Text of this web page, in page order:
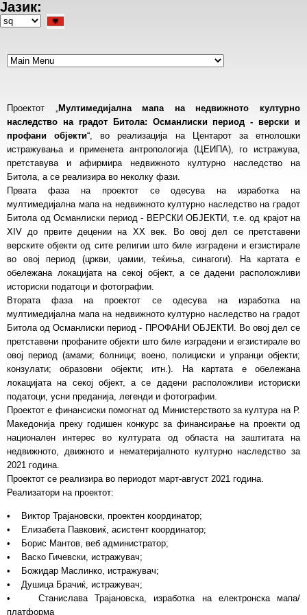
Skip
to
Јазик:
Select
Проектот „Мултимедијална мапа на недвижното културно
наследство на градот Битола: Османлиски период - верски и
профани објекти“, во реализација на Центарот за етнолошки
истражувања и применета антропологија (ЦЕИПА), го истражува,
претставува и афирмира недвижното културно наследство на
Битола, а се реализира во неколку фази.
Првата фаза на проектот се одесува на изработка на
мултимедијална мапа на недвижното културно наследство на градот
Битола од Османлиски период - ВЕРСКИ ОБЈЕКТИ, т.е. од крајот на
XIV до првите децении на XX век. Во овој дел се претставени
верските објекти од сите религии што биле изградени и егзистирале
во овој период (цркви, џамии, теќиња, синагоги). На картата е
обележана локацијата на секој објект, а се дадени расположливи
историски податоци и фотографии.
Втората фаза на проектот се одесува на изработка на
мултимедијална мапа на недвижното културно наследство на градот
Битола од Османлиски период - ПРОФАНИ ОБЈЕКТИ. Во овој дел се
претставени профаните објекти што биле изградени и егзистирале во
овој период (амами; болници; воено, полициски и упранци објекти;
конзулати; образовни објекти; итн.). На картата е обележана
локацијата на секој објект, а се дадени расположливи историски
податоци, усни преданија, легенди и фотографии.
Проектот е финансиски помогнат од Министерството за култура на Р.
Македонија преку годишен конкурс за финансирање на проекти од
национален интерес во културата од областа на заштитата на
недвижното, движното и нематеријалното културно наследство за
2021 година.
Проектот се реализира во периодот март-август 2021 година.
Реализатори на проектот:
• Виктор Трајановски, проектен координатор;
• Елизабета Павковиќ, асистент координатор;
• Борис Мантов, веб администратор;
• Васко Гичевски, истражувач;
• Божидар Маслинко, истражувач;
• Душица Брачиќ, истражувач;
• Станислава Трајановска, изработка на електронска мапа/
платформа